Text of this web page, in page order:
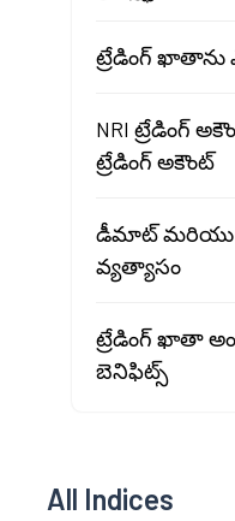
ట్రేడింగ్
NRI ట్రేడింగ్
ట్రేడింగ్ అకౌంట్
డీమాట్ మరియు
వ్యత్యాసం
ట్రేడింగ్ ఖాతా
బెనిఫిట్స్
All Indices